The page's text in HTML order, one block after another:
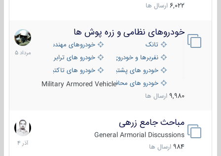
6,022 ارسال ها
خودروهای نظامی و زره پوش ها
تانک
خودروهای مهندسی
نفربرها و خودروی های رزمی پیاده نظام
خودرو های ترابری نظامی
خودرو های پشتیبانی آتش ، شناسایی و ضد تانک
خودرو های تاکتیکی نظامی
خودرو های محافظت شدهMilitary Armored Vehicle
9,980 ارسال ها
2
مرداد
1405
مباحث جامع زرهی
General Armorial Discussions
984 ارسال ها
7
آذر
1404